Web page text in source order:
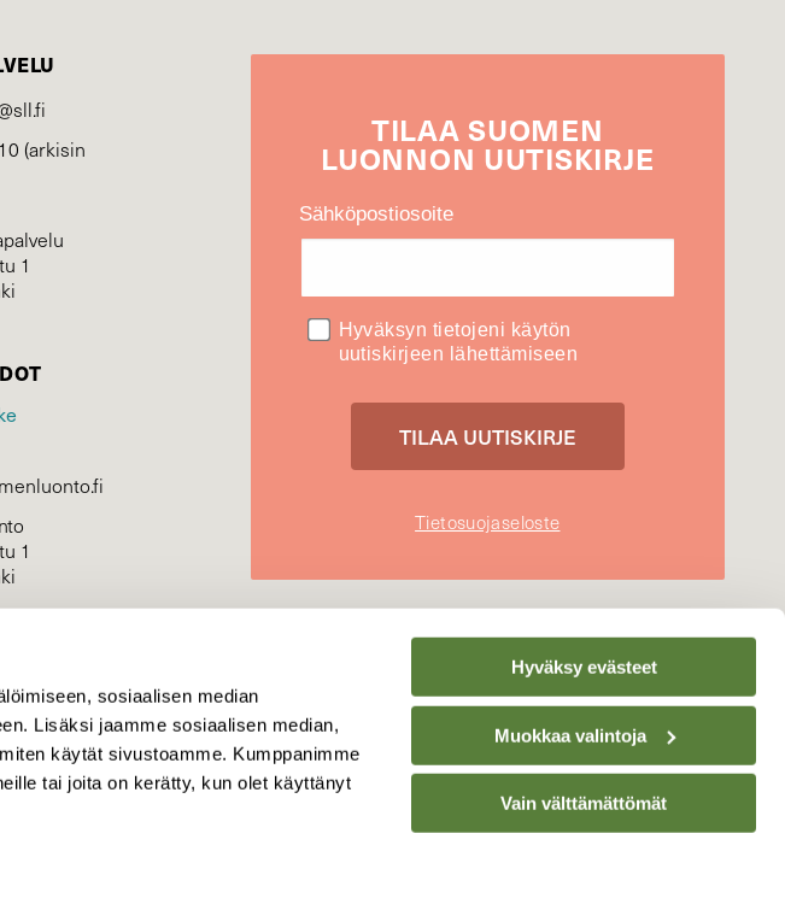
sosiaalisen median
Lisäksi jaamme sosiaalisen median,
käytät sivustoamme. Kumppanimme
tai joita on kerätty, kun olet käyttänyt
Hyväksy evästeet
Muokkaa valintoja
Vain välttämättömät
(arkisin
1
1
TILAASUOMEN
LUONNON UUTIS­KIRJE
Sähköpostiosoite
Hyväksyn tietojeni käytön
uutiskirjeen lähettämiseen
Tietosuojaseloste